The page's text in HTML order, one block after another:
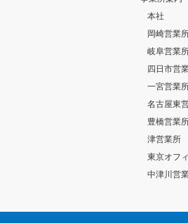
本社
岡崎営業
岐阜営業
四日市営
一宮営業
名古屋東
豊橋営業
津営業所
東京オフ
中津川営